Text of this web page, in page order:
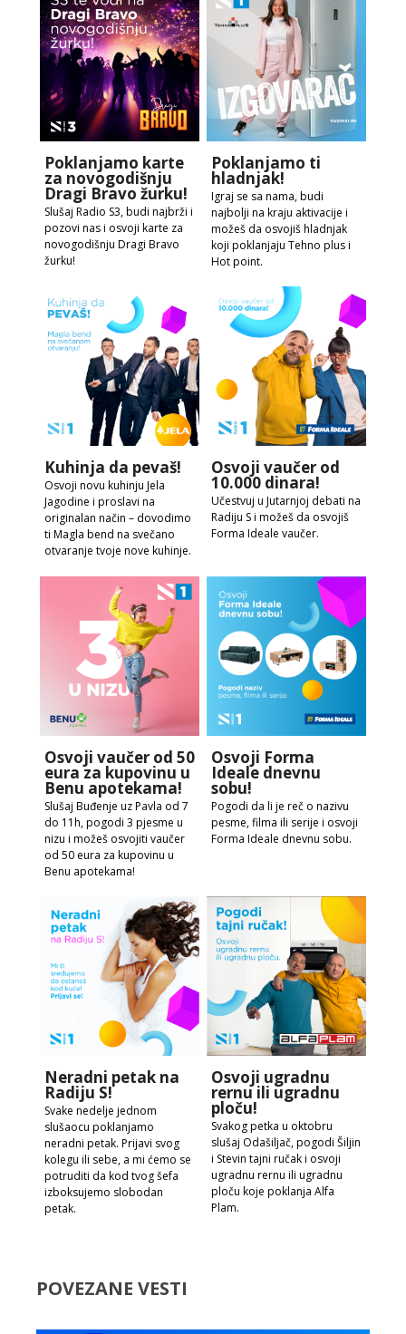
Poklanjamo karte
za novogodišnju
Dragi Bravo žurku!
Slušaj Radio S3, budi najbrži i
pozovi nas i osvoji karte za
novogodišnju Dragi Bravo
žurku!
Poklanjamo ti
hladnjak!
Igraj se sa nama, budi
najbolji na kraju aktivacije i
možeš da osvojiš hladnjak
koji poklanjaju Tehno plus i
Hot point.
Kuhinja da pevaš!
Osvoji novu kuhinju Jela
Jagodine i proslavi na
originalan način – dovodimo
ti Magla bend na svečano
otvaranje tvoje nove kuhinje.
Osvoji vaučer od
10.000 dinara!
Učestvuj u Jutarnjoj debati na
Radiju S i možeš da osvojiš
Forma Ideale vaučer.
Osvoji vaučer od 50
eura za kupovinu u
Benu apotekama!
Slušaj Buđenje uz Pavla od 7
do 11h, pogodi 3 pjesme u
nizu i možeš osvojiti vaučer
od 50 eura za kupovinu u
Benu apotekama!
Osvoji Forma
Ideale dnevnu
sobu!
Pogodi da li je reč o nazivu
pesme, filma ili serije i osvoji
Forma Ideale dnevnu sobu.
Neradni petak na
Radiju S!
Svake nedelje jednom
slušaocu poklanjamo
neradni petak. Prijavi svog
kolegu ili sebe, a mi ćemo se
potruditi da kod tvog šefa
izboksujemo slobodan
petak.
Osvoji ugradnu
rernu ili ugradnu
ploču!
Svakog petka u oktobru
slušaj Odašiljač, pogodi Šiljin
i Stevin tajni ručak i osvoji
ugradnu rernu ili ugradnu
ploču koje poklanja Alfa
Plam.
POVEZANE VESTI